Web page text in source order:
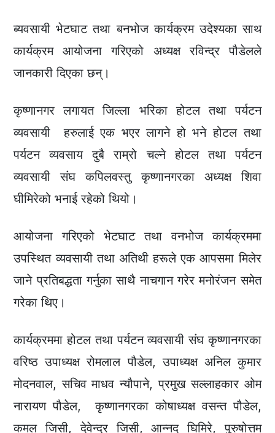
ब्यवसायी भेटघाट तथा बनभोज कार्यक्रम उदेश्यका साथ
कार्यक्रम आयोजना गरिएको अध्यक्ष रविन्द्र पौडेलले
जानकारी दिएका छन्।
कृष्णानगर लगायत जिल्ला भरिका होटल तथा पर्यटन
व्यवसायी हरुलाई एक भएर लागने हो भने होटल तथा
पर्यटन व्यवसाय दुबै राम्रो चल्ने होटल तथा पर्यटन
व्यवसायी संघ कपिलवस्तु कृष्णानगरका अध्यक्ष शिवा
घीमिरेको भनाई रहेको थियो।
आयोजना गरिएको भेटघाट तथा वनभोज कार्यक्रममा
उपस्थित व्यवसायी तथा अतिथी हरूले एक आपसमा मिलेर
जाने प्रतिबद्धता गर्नुका साथै नाचगान गरेर मनोरंजन समेत
गरेका थिए।
कार्यक्रममा होटल तथा पर्यटन व्यवसायी संघ कृष्णानगरका
वरिष्ठ उपाध्यक्ष रोमलाल पौडेल, उपाध्यक्ष अनिल कुमार
मोदनवाल, सचिव माधव न्यौपाने, प्रमुख सल्लाहकार ओम
नारायण पौडेल, कृष्णानगरका कोषाध्यक्ष वसन्त पौडेल,
कमल जिसी, देवेन्द्र जिसी, आन्नद घिमिरे, पुरुषोत्तम